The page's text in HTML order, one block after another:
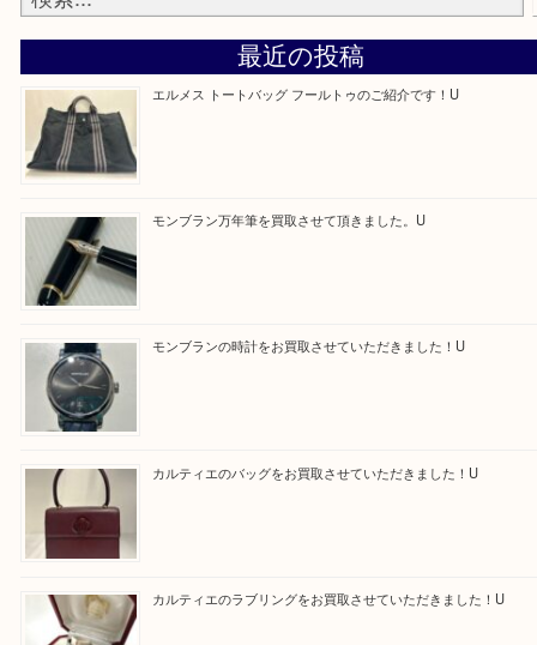
買取専門店「大吉 アル・プラザ京田辺店」に依頼してよかったと
るよう一点一点を丁寧に査定いたします！
Facebook
Twitter